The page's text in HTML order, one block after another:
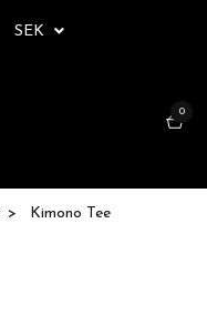
SEK
0
Kimono Tee